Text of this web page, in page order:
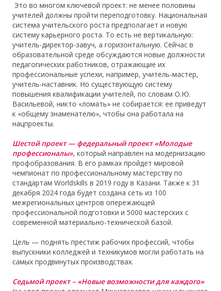
Это во многом ключевой проект: не менее половины
учителей должны пройти переподготовку. Национальная
система учительского роста предполагает и новую
систему карьерного роста. То есть не вертикальную:
учитель-директор-завуч, а горизонтальную. Сейчас в
образовательной среде обсуждаются новые должности
педагогических работников, отражающие их
профессиональные успехи, например, учитель-мастер,
учитель-наставник. Но существующую систему
повышения квалификации учителей, по словам О.Ю.
Васильевой, никто «ломать» не собирается: ее приведут
к «общему знаменателю», чтобы она работала на
нацпроекты.
Шестой проект — федеральный проект «Молодые
профессионалы», который направлен на модернизацию
профобразования. В его рамках пройдет мировой
чемпионат по профессиональному мастерству по
стандартам Worldskills в 2019 году в Казани. Также к 31
декабря 2024 года будет создана сеть из 100
межрегиональных центров опережающей
профессиональной подготовки и 5000 мастерских с
современной материально-технической базой.
Цель — поднять престиж рабочих профессий, чтобы
выпускники колледжей и техникумов могли работать на
самых продвинутых производствах.
Седьмой проект – «Новые возможности для каждого»